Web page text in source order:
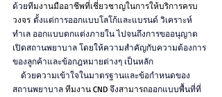
ด้วยทีมงานมืออาชีพที่เชี่ยวชาญในการให้บริการครบ
วงจร ตั้งแต่การออกแบบโลโก้และแบรนด์ วิเคราะห์
ทำเล ออกแบบตกแต่งภายใน ไปจนถึงการขออนุญาต
เปิดสถานพยาบาล โดยให้ความสำคัญกับความต้องการ
ของลูกค้าและข้อกฎหมายต่างๆ เป็นหลัก
ด้วยความเข้าใจในมาตรฐานและข้อกำหนดของ
สถานพยาบาล ทีมงาน CND จึงสามารถออกแบบพื้นที่ที่